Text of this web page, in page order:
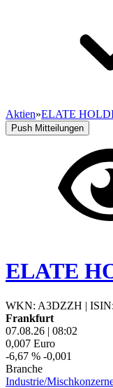
Aktien»ELATE
Push Mitteilungen
ELATE
WKN: A3DZZH |
Frankfurt
07.08.26 | 08:02
0,007 Euro
-6,67 % -0,001
Branche
Industrie/